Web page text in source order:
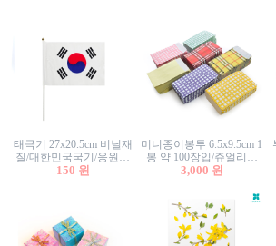
태극기 27x20.5cm 비닐재
질/대한민국국기/응원깃
발/행사깃발
150 원
미니종이봉투 6.5x9.5cm 1
봉 약 100장입/쥬얼리봉
투/증명사진봉투/악세사
3,000 원